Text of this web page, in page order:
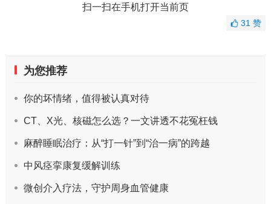
扫一扫在手机打开当前页
31赞
为您推荐
你的坏情绪，值得被认真对待
CT、X光、核磁怎么选？一文讲透不花冤枉钱
麻醉睡眠治疗：从“打一针”到“治一病”的跨越
中风痉挛康复缓解训练
微创介入疗法，守护周身血管健康